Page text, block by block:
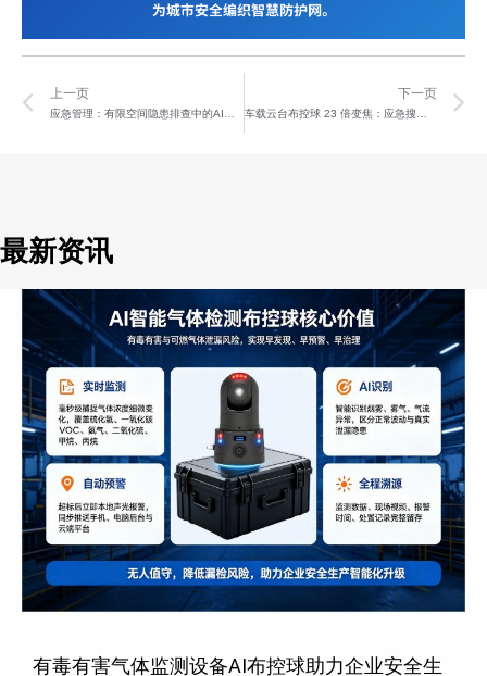
Prev
上一页 下一页
最新资讯
有毒有害气体监测设备AI布控球助力企业安全生